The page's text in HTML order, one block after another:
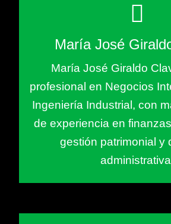
María José
María José Giraldo
profesional en Negocios
Ingeniería Industrial, con
de experiencia en
gestión patrimonial y